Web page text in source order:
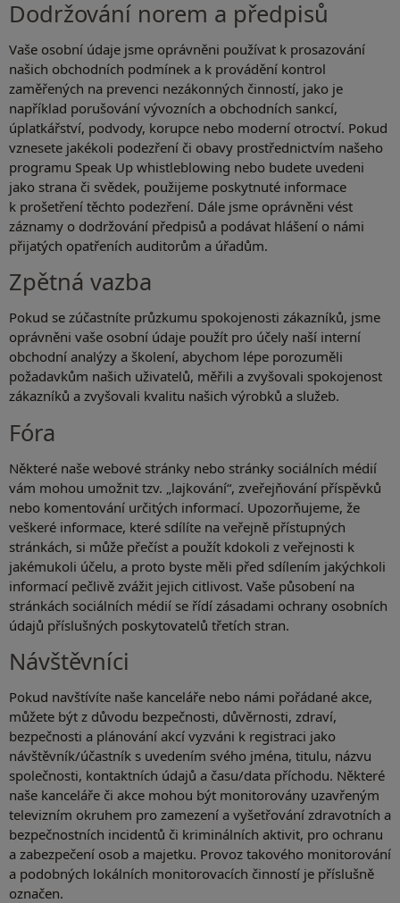
Dodržování norem a předpisů
Vaše osobní údaje jsme oprávněni používat k prosazování
našich obchodních podmínek a k provádění kontrol
zaměřených na prevenci nezákonných činností, jako je
například porušování vývozních a obchodních sankcí,
úplatkářství, podvody, korupce nebo moderní otroctví. Pokud
vznesete jakékoli podezření či obavy prostřednictvím našeho
programu Speak Up whistleblowing nebo budete uvedeni
jako strana či svědek, použijeme poskytnuté informace
k prošetření těchto podezření. Dále jsme oprávněni vést
záznamy o dodržování předpisů a podávat hlášení o námi
přijatých opatřeních auditorům a úřadům.
Zpětná vazba
Pokud se zúčastníte průzkumu spokojenosti zákazníků, jsme
oprávněni vaše osobní údaje použít pro účely naší interní
obchodní analýzy a školení, abychom lépe porozuměli
požadavkům našich uživatelů, měřili a zvyšovali spokojenost
zákazníků a zvyšovali kvalitu našich výrobků a služeb.
Fóra
Některé naše webové stránky nebo stránky sociálních médií
vám mohou umožnit tzv. „lajkování“, zveřejňování příspěvků
nebo komentování určitých informací. Upozorňujeme, že
veškeré informace, které sdílíte na veřejně přístupných
stránkách, si může přečíst a použít kdokoli z veřejnosti k
jakémukoli účelu, a proto byste měli před sdílením jakýchkoli
informací pečlivě zvážit jejich citlivost. Vaše působení na
stránkách sociálních médií se řídí zásadami ochrany osobních
údajů příslušných poskytovatelů třetích stran.
Návštěvníci
Pokud navštívíte naše kanceláře nebo námi pořádané akce,
můžete být z důvodu bezpečnosti, důvěrnosti, zdraví,
bezpečnosti a plánování akcí vyzváni k registraci jako
návštěvník/účastník s uvedením svého jména, titulu, názvu
společnosti, kontaktních údajů a času/data příchodu. Některé
naše kanceláře či akce mohou být monitorovány uzavřeným
televizním okruhem pro zamezení a vyšetřování zdravotních a
bezpečnostních incidentů či kriminálních aktivit, pro ochranu
a zabezpečení osob a majetku. Provoz takového monitorování
a podobných lokálních monitorovacích činností je příslušně
označen.